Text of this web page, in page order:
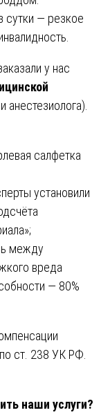
сутки — резкое
у нас
анестезиолога).
салфетка
установили
между
вреда
— 80%
ст. 238 УК РФ.
наши услуги?